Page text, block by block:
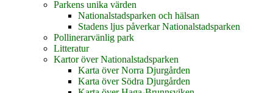
Parkens unika värden
Nationalstadsparken och hälsan
Stadens ljus påverkar Nationalstadsparken
Pollinerarvänlig park
Litteratur
Kartor över Nationalstadsparken
Karta över Norra Djurgården
Karta över Södra Djurgården